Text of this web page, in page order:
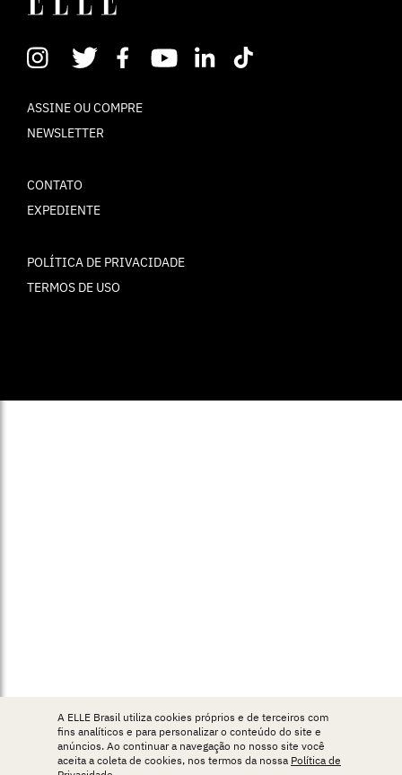
ASSINE OU COMPRE
NEWSLETTER
CONTATO
EXPEDIENTE
POLÍTICA DE PRIVACIDADE
TERMOS DE USO
A ELLE Brasil utiliza cookies próprios e de terceiros com
fins analíticos e para personalizar o conteúdo do site e
anúncios. Ao continuar a navegação no nosso site você
aceita a coleta de cookies, nos termos da nossa Política de